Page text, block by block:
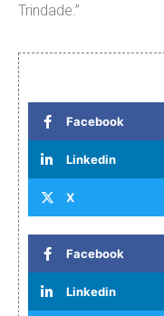
Trindade.”
Facebook
Linkedin
X
Facebook
Linkedin